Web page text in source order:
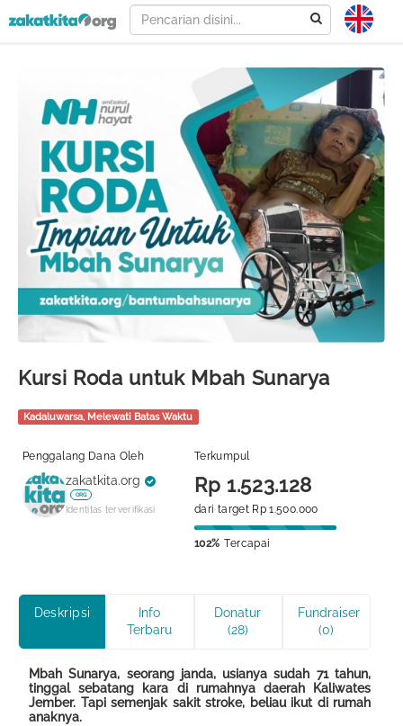
Kursi Roda untuk Mbah Sunarya
Kadaluwarsa, Melewati Batas Waktu
Penggalang Dana Oleh
zakatkita.org
ORG
Identitas terverifikasi
Terkumpul
Rp 1.523.128
dari target Rp 1.500.000
102% Tercapai
Deskripsi
Info
Terbaru
Donatur
(28)
Fundraiser
(0)
Mbah Sunarya, seorang janda, usianya sudah 71 tahun,
tinggal sebatang kara di rumahnya daerah Kaliwates
Jember. Tapi semenjak sakit stroke, beliau ikut di rumah
anaknya.